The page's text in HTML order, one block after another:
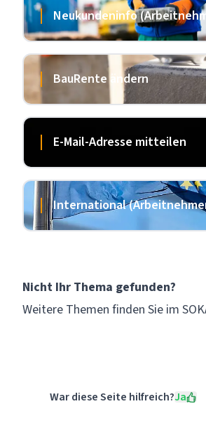
Neukundeninfo
BauRente ändern
E-Mail-Adresse mitteilen
International
Nicht Ihr Thema gefunden?
Weitere Themen finden Sie im
War diese Seite hilfreich?Ja